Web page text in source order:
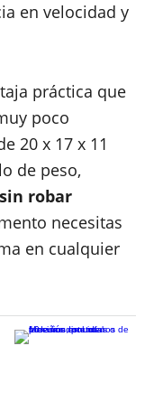
en velocidad y
práctica que
poco
20 x 17 x 11
de peso,
robar
necesitas
en cualquier